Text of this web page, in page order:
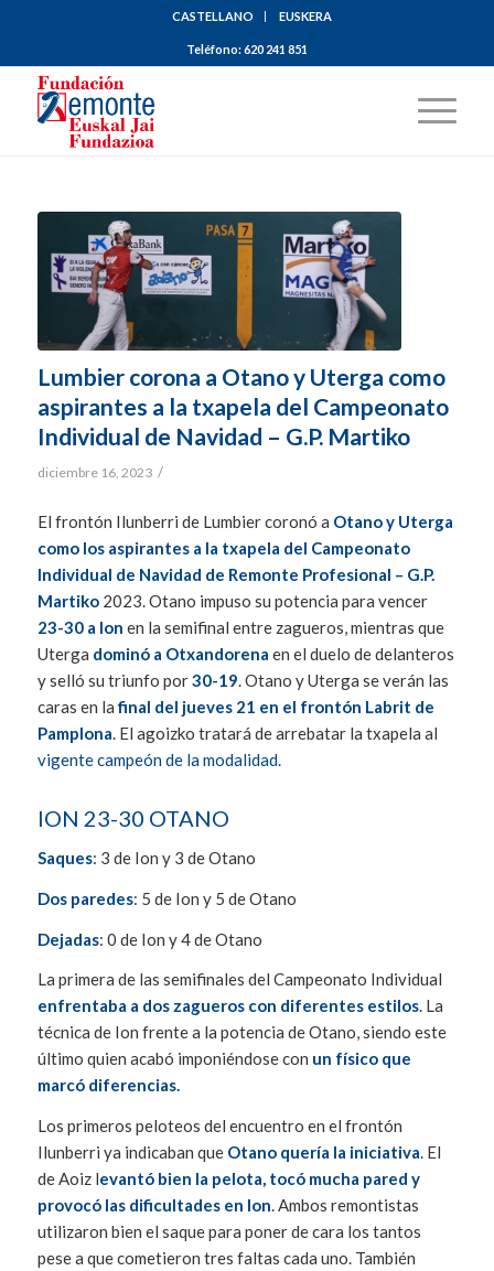
CASTELLANO EUSKERA
Teléfono:620 241 851
Lumbier corona a Otano y Uterga como
aspirantes a la txapela del Campeonato
Individual de Navidad – G.P. Martiko
diciembre 16, 2023 /
El frontón Ilunberri de Lumbier coronó a Otano y Uterga
como los aspirantes a la txapela del Campeonato
Individual de Navidad de Remonte Profesional – G.P.
Martiko2023. Otano impuso su potencia para vencer
23-30 a Ion en la semifinal entre zagueros, mientras que
Uterga dominó a Otxandorena en el duelo de delanteros
y selló su triunfo por30-19. Otano y Uterga se verán las
caras en lafinal del jueves 21 en el frontón Labrit de
Pamplona. El agoizko tratará de arrebatar la txapela al
vigente campeón de la modalidad.
ION 23-30 OTANO
Saques: 3 de Ion y 3 de Otano
Dos paredes: 5 de Ion y 5 de Otano
Dejadas: 0 de Ion y 4 de Otano
La primera de las semifinales del Campeonato Individual
enfrentaba a dos zagueros con diferentes estilos. La
técnica de Ion frente a la potencia de Otano, siendo este
último quien acabó imponiéndose con un físico que
marcó diferencias.
Los primeros peloteos del encuentro en el frontón
Ilunberri ya indicaban que Otano quería la iniciativa. El
de Aoiz levantó bien la pelota, tocó mucha pared y
provocó las dificultades en Ion. Ambos remontistas
utilizaron bien el saque para poner de cara los tantos
pese a que cometieron tres faltas cada uno. También